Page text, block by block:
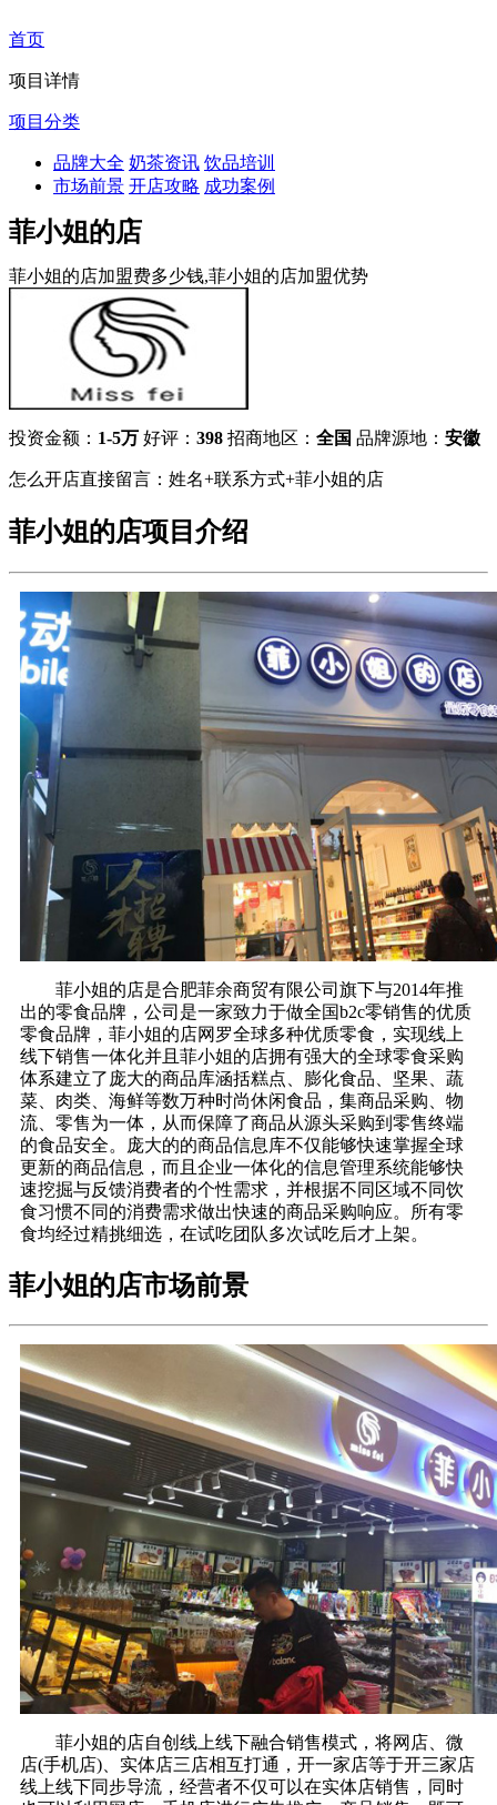
首页
项目详情
项目分类
品牌大全 奶茶资讯 饮品培训
市场前景 开店攻略 成功案例
菲小姐的店
菲小姐的店加盟费多少钱,菲小姐的店加盟优势
投资金额： 1-5万 好评： 398 招商地区： 全国 品牌源地： 安徽
怎么开店直接留言：姓名+联系方式+菲小姐的店
菲小姐的店项目介绍
菲小姐的店是合肥菲余商贸有限公司旗下与2014年推
出的零食品牌，公司是一家致力于做全国b2c零销售的优质
零食品牌，菲小姐的店网罗全球多种优质零食，实现线上
线下销售一体化并且菲小姐的店拥有强大的全球零食采购
体系建立了庞大的商品库涵括糕点、膨化食品、坚果、蔬
菜、肉类、海鲜等数万种时尚休闲食品，集商品采购、物
流、零售为一体，从而保障了商品从源头采购到零售终端
的食品安全。庞大的的商品信息库不仅能够快速掌握全球
更新的商品信息，而且企业一体化的信息管理系统能够快
速挖掘与反馈消费者的个性需求，并根据不同区域不同饮
食习惯不同的消费需求做出快速的商品采购响应。所有零
食均经过精挑细选，在试吃团队多次试吃后才上架。
菲小姐的店市场前景
菲小姐的店自创线上线下融合销售模式，将网店、微
店(手机店)、实体店三店相互打通，开一家店等于开三家店
线上线下同步导流，经营者不仅可以在实体店销售，同时